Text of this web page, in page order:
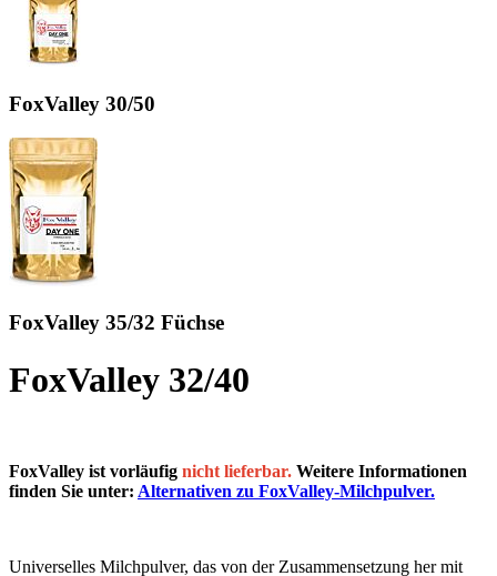
FoxValley 30/50
FoxValley 35/32 Füchse
FoxValley 32/40
FoxValley ist vorläufig nicht lieferbar. Weitere Informationen
finden Sie unter: Alternativen zu FoxValley-Milchpulver.
Universelles Milchpulver, das von der Zusammensetzung her mit